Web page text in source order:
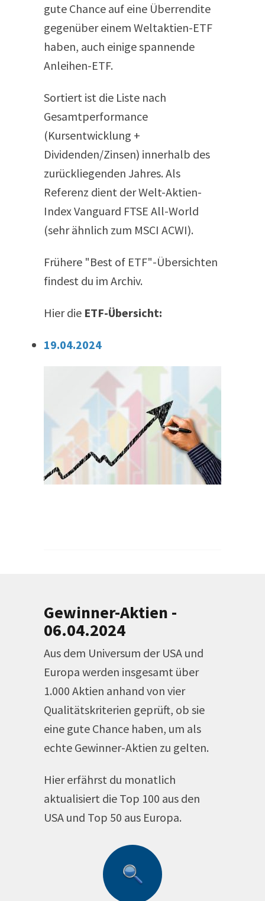
gute Chance auf eine Überrendite
gegenüber einem Weltaktien-ETF
haben, auch einige spannende
Anleihen-ETF.
Sortiert ist die Liste nach
Gesamtperformance
(Kursentwicklung +
Dividenden/Zinsen) innerhalb des
zurückliegenden Jahres. Als
Referenz dient der Welt-Aktien-
Index Vanguard FTSE All-​World
(sehr ähnlich zum MSCI ACWI).
Frühere "Best of ETF"-Übersichten
findest du im Archiv.
Hier die ETF-Übersicht:
19.04.2024
Gewinner-Aktien -
06.04.2024
Aus dem Universum der USA und
Europa werden insgesamt über
1.000 Aktien anhand von vier
Qualitätskriterien geprüft, ob sie
eine gute Chance haben, um als
echte Gewinner-Aktien zu gelten.
Hier erfährst du monatlich
aktualisiert die Top 100 aus den
USA und Top 50 aus Europa.